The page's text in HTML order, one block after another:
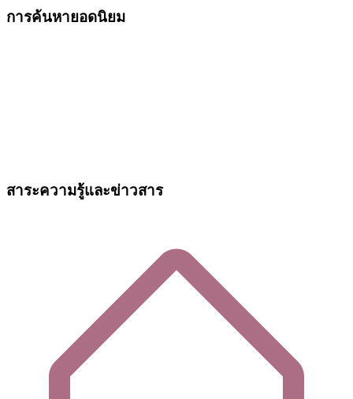
การค้นหายอดนิยม
สาระความรู้และข่าวสาร